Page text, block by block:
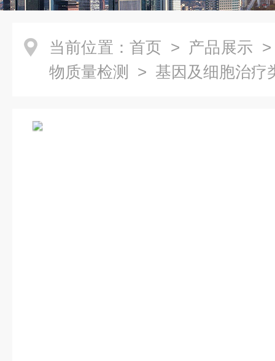
当前位置： 首页 > 产品展示
物质量检测
> 基因及细胞治疗